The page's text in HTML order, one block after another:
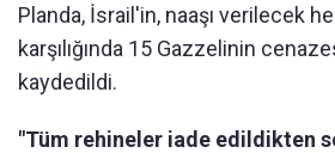
Planda, İsrail'in, naaşı verilecek
karşılığında 15 Gazzelinin
kaydedildi.
"Tüm rehineler iade edildikten